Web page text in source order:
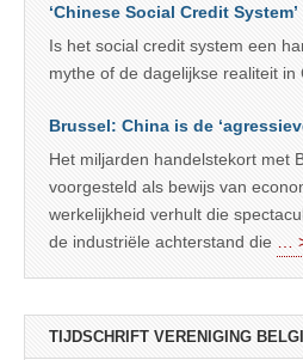
‘Chinese Social Credit System’
Is het social credit system een
mythe of de dagelijkse realiteit in
Brussel: China is de
Het miljarden handelstekort met
voorgesteld als bewijs van
werkelijkheid verhult die
de industriële achterstand die
…
TIJDSCHRIFT VERENIGING